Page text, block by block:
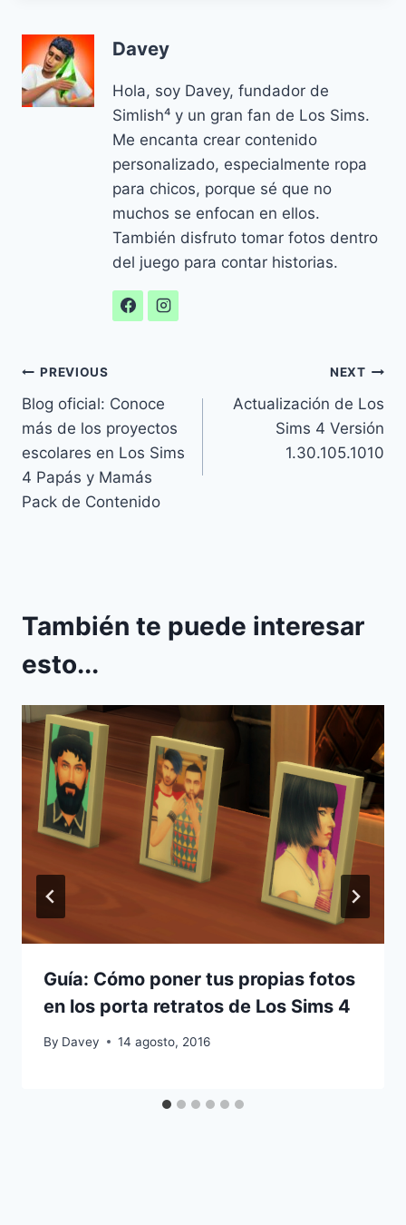
Davey
Hola, soy Davey, fundador de
Simlish⁴ y un gran fan de Los Sims.
Me encanta crear contenido
personalizado, especialmente ropa
para chicos, porque sé que no
muchos se enfocan en ellos.
También disfruto tomar fotos dentro
del juego para contar historias.
Navegación
de
entradas
PREVIOUS
Blog oficial: Conoce
más de los proyectos
escolares en Los Sims
4 Papás y Mamás
Pack de Contenido
NEXT
Actualización de Los
Sims 4 Versión
1.30.105.1010
También te puede interesar
esto...
Guía: Cómo poner tus propias fotos
en los porta retratos de Los Sims 4
By Davey 14 agosto, 2016